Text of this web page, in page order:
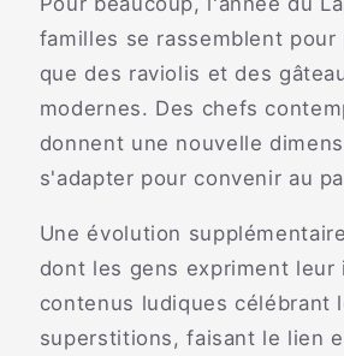
familles se rassemblent
que des raviolis et des
modernes. Des chefs
donnent une nouvelle
s'adapter pour convenir au
Une évolution
dont les gens expriment
contenus ludiques célébrant
superstitions, faisant le lien